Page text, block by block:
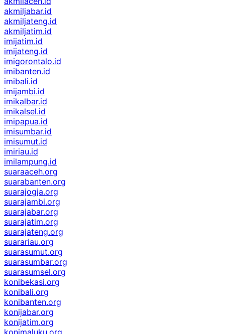
akmiljabar.id
akmiljateng.id
akmiljatim.id
imijatim.id
imijateng.id
imigorontalo.id
imibanten.id
imibali.id
imijambi.id
imikalbar.id
imikalsel.id
imipapua.id
imisumbar.id
imisumut.id
imiriau.id
imilampung.id
suaraaceh.org
suarabanten.org
suarajogja.org
suarajambi.org
suarajabar.org
suarajatim.org
suarajateng.org
suarariau.org
suarasumut.org
suarasumbar.org
suarasumsel.org
konibekasi.org
konibali.org
konibanten.org
konijabar.org
konijatim.org
konimaluku.org